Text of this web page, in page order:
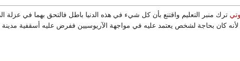
ترك منبر التعليم واقتنع بأن كل شيء في هذه الدنيا باطل فالتحق بهما في عزلة
كان بحاجة لشخص يعتمد عليه في مواجهة الآريوسيين ففرض عليه أسقفية